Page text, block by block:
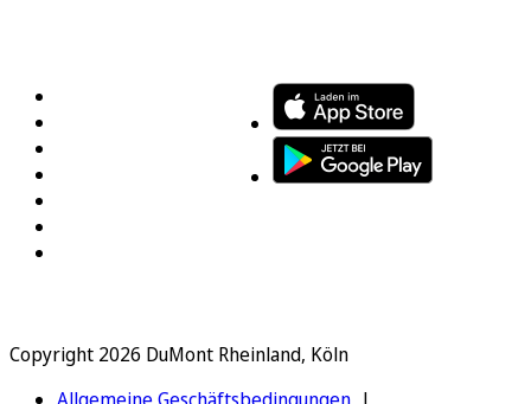
Copyright 2026 DuMont Rheinland, Köln